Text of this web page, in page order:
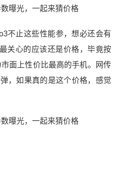
不止这些性能参，想必还会有
关心的应该还是价格，毕竟按
面上性价比最高的手机。网传
，如果真的是这个价格，感觉